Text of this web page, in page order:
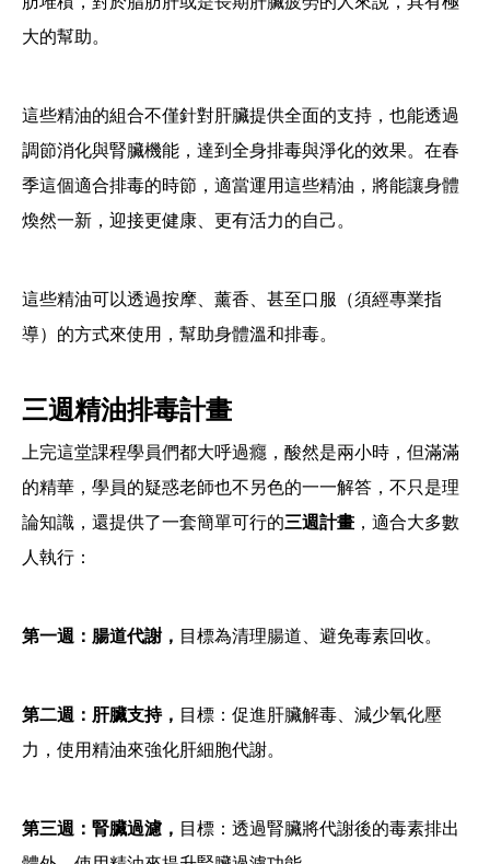
大的幫助。
這些精油的組合不僅針對肝臟提供全面的支持，也能透過
調節消化與腎臟機能，達到全身排毒與淨化的效果。在春
季這個適合排毒的時節，適當運用這些精油，將能讓身體
煥然一新，迎接更健康、更有活力的自己。
這些精油可以透過按摩、薰香、甚至口服（須經專業指
導）的方式來使用，幫助身體溫和排毒。
三週精油排毒計畫
上完這堂課程學員們都大呼過癮，酸然是兩小時，但滿滿
的精華，學員的疑惑老師也不另色的一一解答，不只是理
論知識，還提供了一套簡單可行的三週計畫 ，適合大多數
人執行：
第一週：腸道代謝， 目標為清理腸道、避免毒素回收。
第二週：肝臟支持， 目標：促進肝臟解毒、減少氧化壓
力，使用精油來強化肝細胞代謝。
第三週：腎臟過濾， 目標：透過腎臟將代謝後的毒素排出